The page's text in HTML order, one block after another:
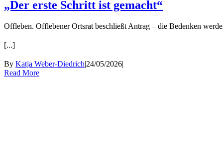
„Der erste Schritt ist gemacht“
Offleben. Offlebener Ortsrat beschließt Antrag – die Bedenken
[...]
By Katja Weber-Diedrich|24/05/2026|
Read More